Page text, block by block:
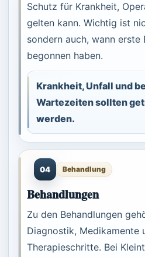
Schutz für Krankheit,
gelten kann. Wichtig ist
sondern auch, wann erste
begonnen haben.
Krankheit, Unfall und
Wartezeiten sollten
werden.
04 Behandlung
Behandlungen
Zu den Behandlungen
Diagnostik, Medikamente
Therapieschritte. Bei